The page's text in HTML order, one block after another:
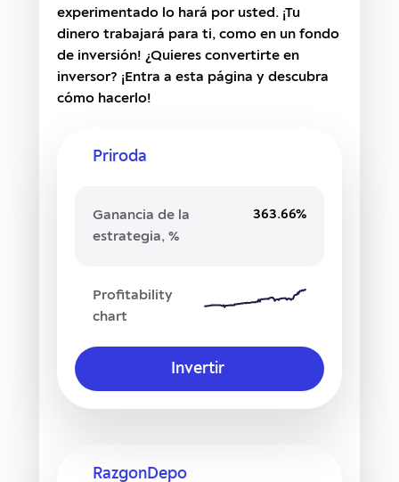
experimentado lo hará por usted. ¡Tu
dinero trabajará para ti, como en un fondo
de inversión! ¿Quieres convertirte en
inversor? ¡Entra a esta página y descubra
cómo hacerlo!
Priroda
Ganancia de la
estrategia, %
363.66%
Profitability
chart
Invertir
RazgonDepo